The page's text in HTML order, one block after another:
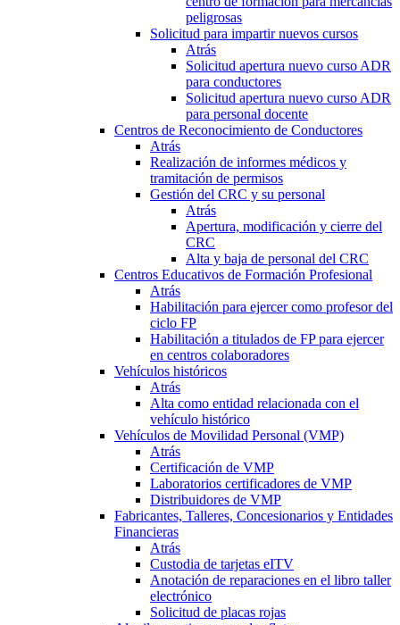
peligrosas
Solicitud para impartir nuevos cursos
Atrás
Solicitud apertura nuevo curso ADR
para conductores
Solicitud apertura nuevo curso ADR
para personal docente
Centros de Reconocimiento de Conductores
Atrás
Realización de informes médicos y
tramitación de permisos
Gestión del CRC y su personal
Atrás
Apertura, modificación y cierre del
CRC
Alta y baja de personal del CRC
Centros Educativos de Formación Profesional
Atrás
Habilitación para ejercer como profesor del
ciclo FP
Habilitación a titulados de FP para ejercer
en centros colaboradores
Vehículos históricos
Atrás
Alta como entidad relacionada con el
vehículo histórico
Vehículos de Movilidad Personal (VMP)
Atrás
Certificación de VMP
Laboratorios certificadores de VMP
Distribuidores de VMP
Fabricantes, Talleres, Concesionarios y Entidades
Financieras
Atrás
Custodia de tarjetas eITV
Anotación de reparaciones en el libro taller
electrónico
Solicitud de placas rojas